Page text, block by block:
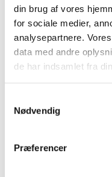
din brug af vores
for sociale medier,
analysepartnere.
data med andre
de har indsamlet fra
Nødvendig
Præferencer
2015 (7)
2014 (8)
2013 (9)
december (1)
august (1)
juli (1)
maj (2)
marts (1)